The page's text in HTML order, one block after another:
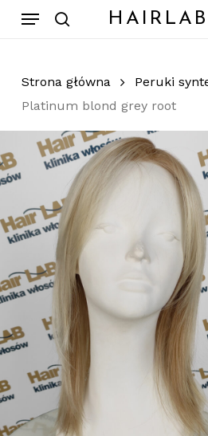
Menu
Strona główna Peruki
Platinum blond grey root